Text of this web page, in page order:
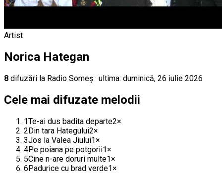
Artist
Norica Hategan
8 difuzări la Radio Someș · ultima: duminică, 26 iulie 2026
Cele mai difuzate melodii
1Te-ai dus badita departe2×
2Din tara Hategului2×
3Jos la Valea Jiului1×
4Pe poiana pe potgorii1×
5Cine n-are doruri multe1×
6Padurice cu brad verde1×